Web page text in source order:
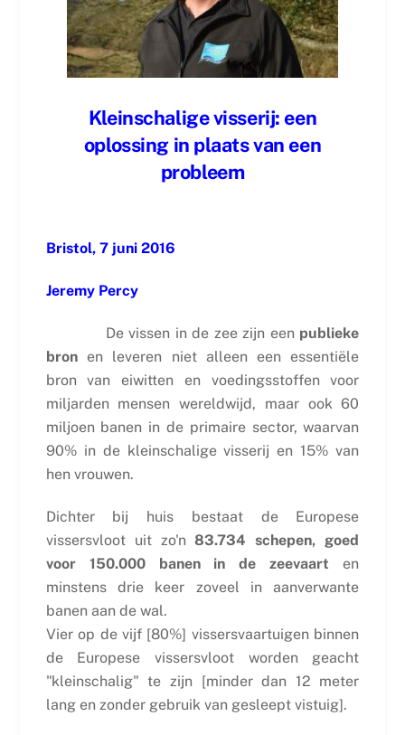
Kleinschalige visserij: een
oplossing in plaats van een
probleem
Bristol, 7 juni 2016
Jeremy Percy
De vissen in de zee zijn een publieke
bronen leveren niet alleen een essentiële
bron van eiwitten en voedingsstoffen voor
miljarden mensen wereldwijd, maar ook 60
miljoen banen in de primaire sector, waarvan
90% in de kleinschalige visserij en 15% van
hen vrouwen.
Dichter bij huis bestaat de Europese
vissersvloot uit zo'n 83.734 schepen, goed
voor 150.000 banen in de zeevaart en
minstens drie keer zoveel in aanverwante
banen aan de wal.
Vier op de vijf [80%] vissersvaartuigen binnen
de Europese vissersvloot worden geacht
"kleinschalig" te zijn [minder dan 12 meter
lang en zonder gebruik van gesleept vistuig].